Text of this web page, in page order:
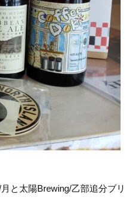
と太陽Brewing/乙部追分ブリ